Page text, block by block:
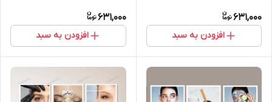
631,000
افزودن به سبد
631,000
افزودن به سبد